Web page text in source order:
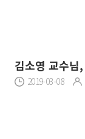
김소영 교수님
2019-03-08